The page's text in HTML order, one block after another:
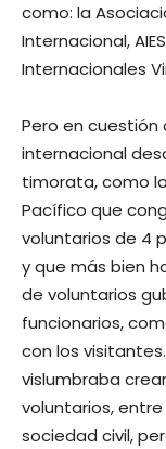
como: la
Internacional,
Internacionales
Pero en
internacional
timorata, como
Pacífico que
voluntarios de 4
y que más bien
de voluntarios
funcionarios,
con los
vislumbraba
voluntarios,
sociedad civil,